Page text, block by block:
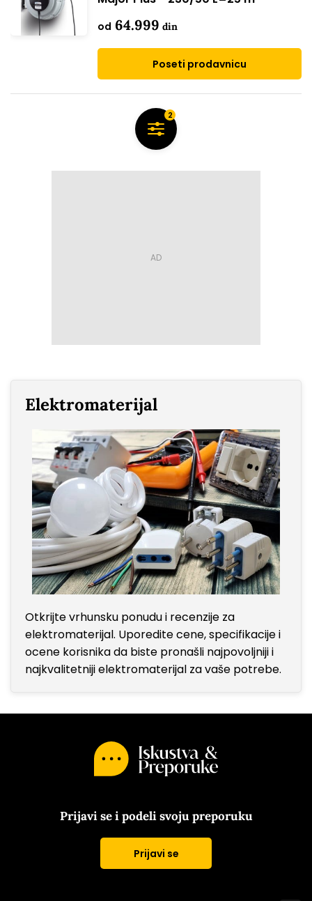
od 64.999 din
Poseti prodavnicu
2
Elektromaterijal
Otkrijte vrhunsku ponudu i recenzije za
elektromaterijal. Uporedite cene, specifikacije i
ocene korisnika da biste pronašli najpovoljniji i
najkvalitetniji elektromaterijal za vaše potrebe.
Prijavi se i podeli svoju preporuku
Prijavi se